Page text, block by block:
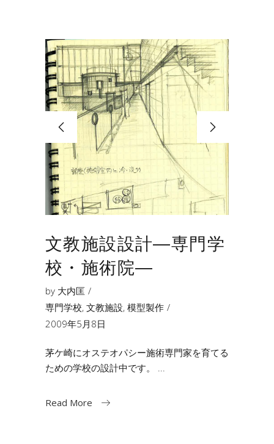
文教施設設計―専門学
校・施術院―
by 大内匡
専門学校, 文教施設, 模型製作
2009年5月8日
茅ケ崎にオステオパシー施術専門家を育てる
ための学校の設計中です。
Read More